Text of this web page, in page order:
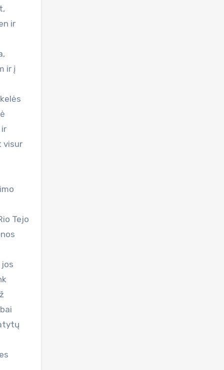
ir
ir į
visur
Tejo